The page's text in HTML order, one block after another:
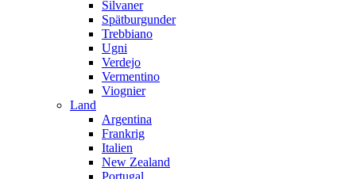
Silvaner
Spätburgunder
Trebbiano
Ugni
Verdejo
Vermentino
Viognier
Land
Argentina
Frankrig
Italien
New Zealand
Portugal